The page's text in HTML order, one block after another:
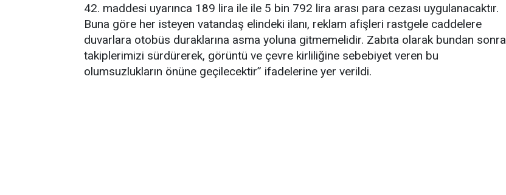
42. maddesi uyarınca 189 lira ile ile 5 bin 792 lira arası para cezası uygulanacaktır.
Buna göre her isteyen vatandaş elindeki ilanı, reklam afişleri rastgele caddelere
duvarlara otobüs duraklarına asma yoluna gitmemelidir. Zabıta olarak bundan sonra
takiplerimizi sürdürerek, görüntü ve çevre kirliliğine sebebiyet veren bu
olumsuzlukların önüne geçilecektir” ifadelerine yer verildi.